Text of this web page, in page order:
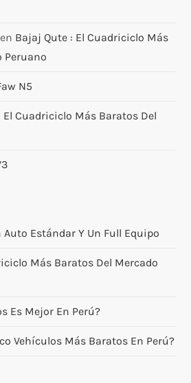
en Bajaj Qute : El Cuadriciclo Más
Peruano
N5
El Cuadriciclo Más Baratos Del
Estándar Y Un Full Equipo
Más Baratos Del Mercado
Es Mejor En Perú?
Vehículos Más Baratos En Perú?